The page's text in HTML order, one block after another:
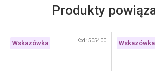
Wskazówka Kod :505400 Wskazówka